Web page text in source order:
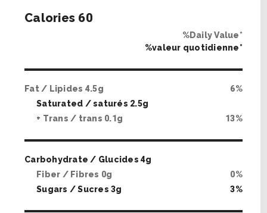
Calories 60
%Daily Value*
%valeur quotidienne*
Fat / Lipides 4.5g 6%
Saturated / saturés 2.5g
+ Trans / trans 0.1g 13%
Carbohydrate / Glucides4g
Fiber / Fibres 0g 0%
Sugars / Sucres3g 3%